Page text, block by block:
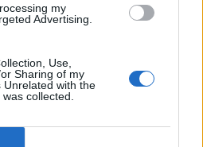
my
Advertising.
Use,
Sharing of my
Unrelated with the
collected.